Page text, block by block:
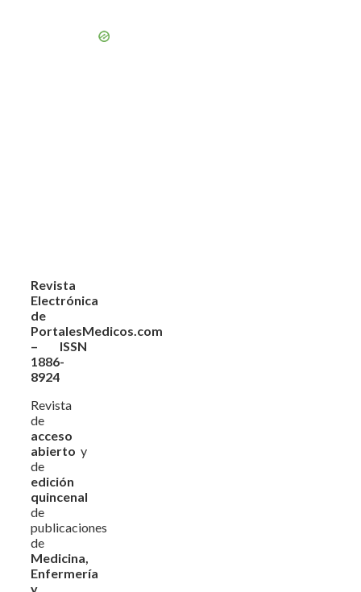
Revista
Electrónica
de
PortalesMedicos.com
– ISSN
1886-
8924
Revista
de
acceso
abierto y
de
edición
quincenal
de
publicaciones
de
Medicina,
Enfermería
y